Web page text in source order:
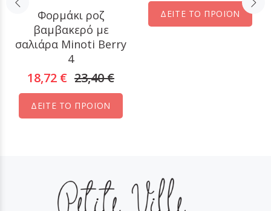
Φορμάκι ροζ
βαμβακερό με
σαλιάρα Minoti Berry
4
18,72 € 23,40 €
ΔΕΙΤΕ ΤΟ ΠΡΟΪΟΝ
ΔΕΙΤΕ ΤΟ ΠΡΟΪΟΝ